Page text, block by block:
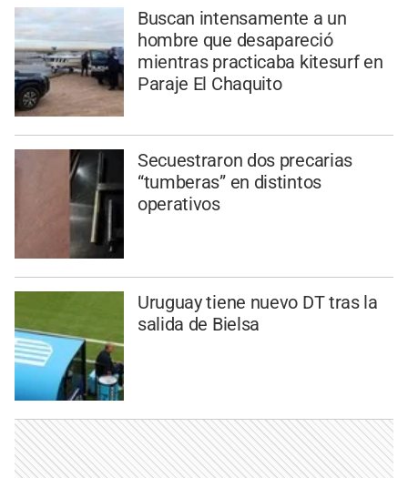
Buscan intensamente a un
hombre que desapareció
mientras practicaba kitesurf en
Paraje El Chaquito
Secuestraron dos precarias
“tumberas” en distintos
operativos
Uruguay tiene nuevo DT tras la
salida de Bielsa